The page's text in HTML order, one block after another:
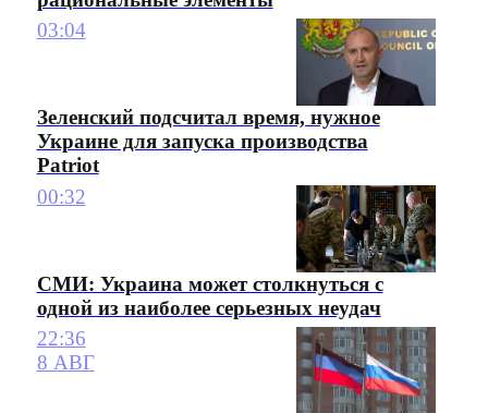
03:04
Зеленский подсчитал время, нужное
Украине для запуска производства
Patriot
00:32
СМИ: Украина может столкнуться с
одной из наиболее серьезных неудач
22:36
8 АВГ